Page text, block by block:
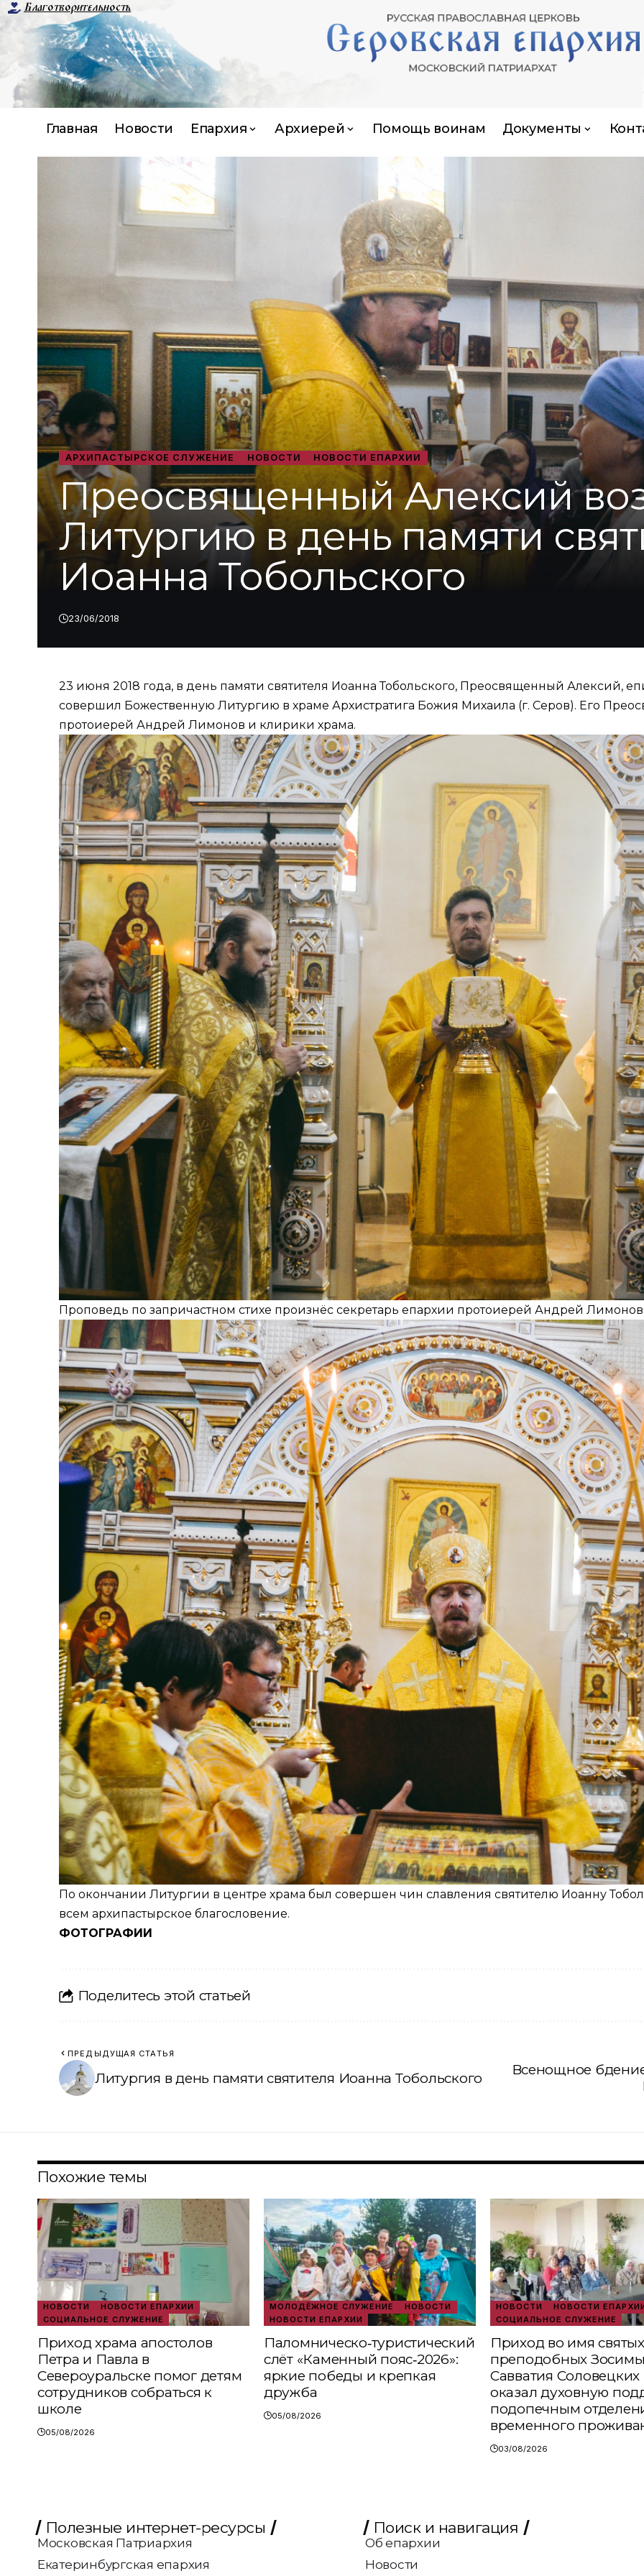
Благотворительность
Главная Новости Епархия Архиерей Помощь воинам Документы
АРХИПАСТЫРСКОЕ СЛУЖЕНИЕ НОВОСТИ НОВОСТИ ЕПАРХИИ
Преосвященный Алексий
Литургию в день памяти
Иоанна Тобольского
23/06/2018
23 июня 2018 года, в день памяти святителя Иоанна Тобольского, Преосвященный Алексий,
совершил Божественную Литургию в храме Архистратига Божия Михаила (г. Серов). Его
протоиерей Андрей Лимонов и клирики храма.
Проповедь по запричастном стихе произнёс секретарь епархии протоиерей Андрей
По окончании Литургии в центре храма был совершен чин славления святителю Иоанну
всем архипастырское благословение.
ФОТОГРАФИИ
Поделитесь этой статьей
ПРЕДЫДУЩАЯ СТАТЬЯ
Литургия в день памяти святителя Иоанна Тобольского
Всенощное
Похожие темы
НОВОСТИ
НОВОСТИ ЕПАРХИИ
СОЦИАЛЬНОЕ СЛУЖЕНИЕ
Приход храма апостолов
Петра и Павла в
Североуральске помог детям
сотрудников собраться к
школе
05/08/2026
МОЛОДЁЖНОЕ СЛУЖЕНИЕ
НОВОСТИ
НОВОСТИ ЕПАРХИИ
Паломническо‑туристический
слёт «Каменный пояс‑2026»:
яркие победы и крепкая
дружба
05/08/2026
НОВОСТИ
НОВОСТИ
СОЦИАЛЬНОЕ СЛУЖЕНИЕ
Приход во имя святых
преподобных
Савватия Соловецких
оказал духовную
подопечным
временного
03/08/2026
Полезные интернет-ресурсы
Московская Патриархия
Екатеринбургская епархия
Поиск и навигация
Об епархии
Новости